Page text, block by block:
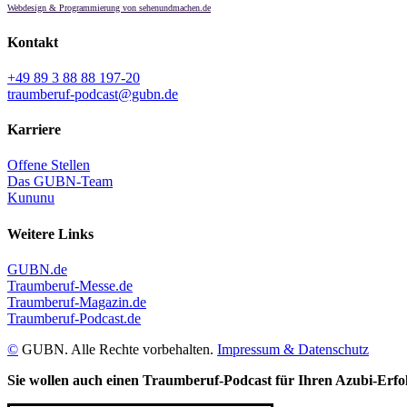
Webdesign & Programmierung von sehenundmachen.de
Kontakt
+49 89 3 88 88 197-20
traumberuf-podcast@gubn.de
Karriere
Offene Stellen
Das GUBN-Team
Kununu
Weitere Links
GUBN.de
Traumberuf-Messe.de
Traumberuf-Magazin.de
Traumberuf-Podcast.de
© GUBN. Alle Rechte vorbehalten. Impressum & Datenschutz
Toggle
Sie wollen auch einen Traumberuf-Podcast für Ihren Azubi-